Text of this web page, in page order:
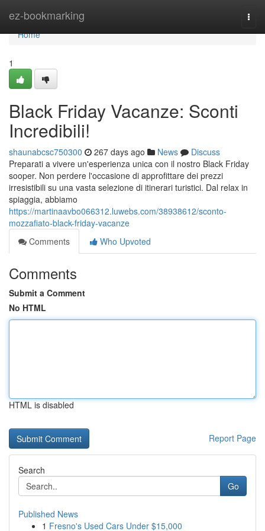
ez-bookmarking
Home
Home
1
Black Friday Vacanze: Sconti
Incredibili!
shaunabcsc750300 267 days ago News
Discuss
Preparati a vivere un'esperienza unica con il nostro Black Friday
sooper. Non perdere l'occasione di approfittare dei prezzi
irresistibili su una vasta selezione di itinerari turistici. Dal relax in
spiaggia, abbiamo
https://martinaavbo066312.luwebs.com/38938612/sconto-
mozzafiato-black-friday-vacanze
Comments
Who Upvoted
Comments
Submit a Comment
No HTML
HTML is disabled
Report Page
Search
Go
Published News
1 Fresno's Used Cars Under $15,000